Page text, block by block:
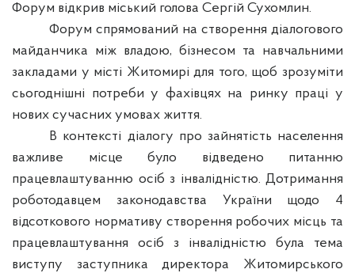
Форум відкрив міський голова Сергій Сухомлин.
Форум спрямований на створення діалогового
майданчика між владою, бізнесом та навчальними
закладами у місті Житомирі для того, щоб зрозуміти
сьогоднішні потреби у фахівцях на ринку праці у
нових сучасних умовах життя.
В контексті діалогу про зайнятість населення
важливе місце було відведено питанню
працевлаштуванню осіб з інвалідністю. Дотримання
роботодавцем законодавства України щодо 4
відсоткового нормативу створення робочих місць та
працевлаштування осіб з інвалідністю була тема
виступу заступника директора Житомирського